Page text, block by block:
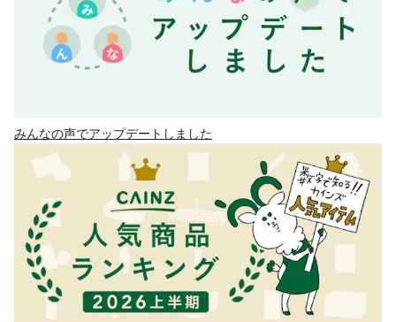
みんなの声でアップデートしました